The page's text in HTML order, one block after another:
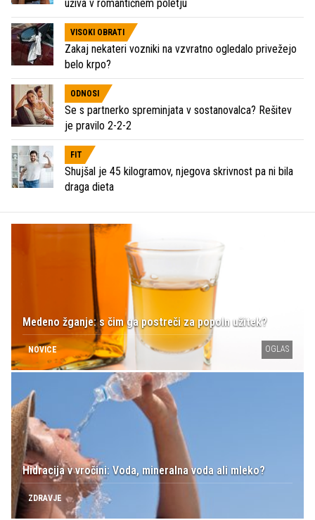
uživa v romantičnem poletju
VISOKI OBRATI
Zakaj nekateri vozniki na vzvratno ogledalo privežejo
belo krpo?
ODNOSI
Se s partnerko spreminjata v sostanovalca? Rešitev
je pravilo 2-2-2
FIT
Shujšal je 45 kilogramov, njegova skrivnost pa ni bila
draga dieta
Medeno žganje: s čim ga postreči za popoln užitek?
NOVICE OGLAS
Hidracija v vročini: Voda, mineralna voda ali mleko?
ZDRAVJE